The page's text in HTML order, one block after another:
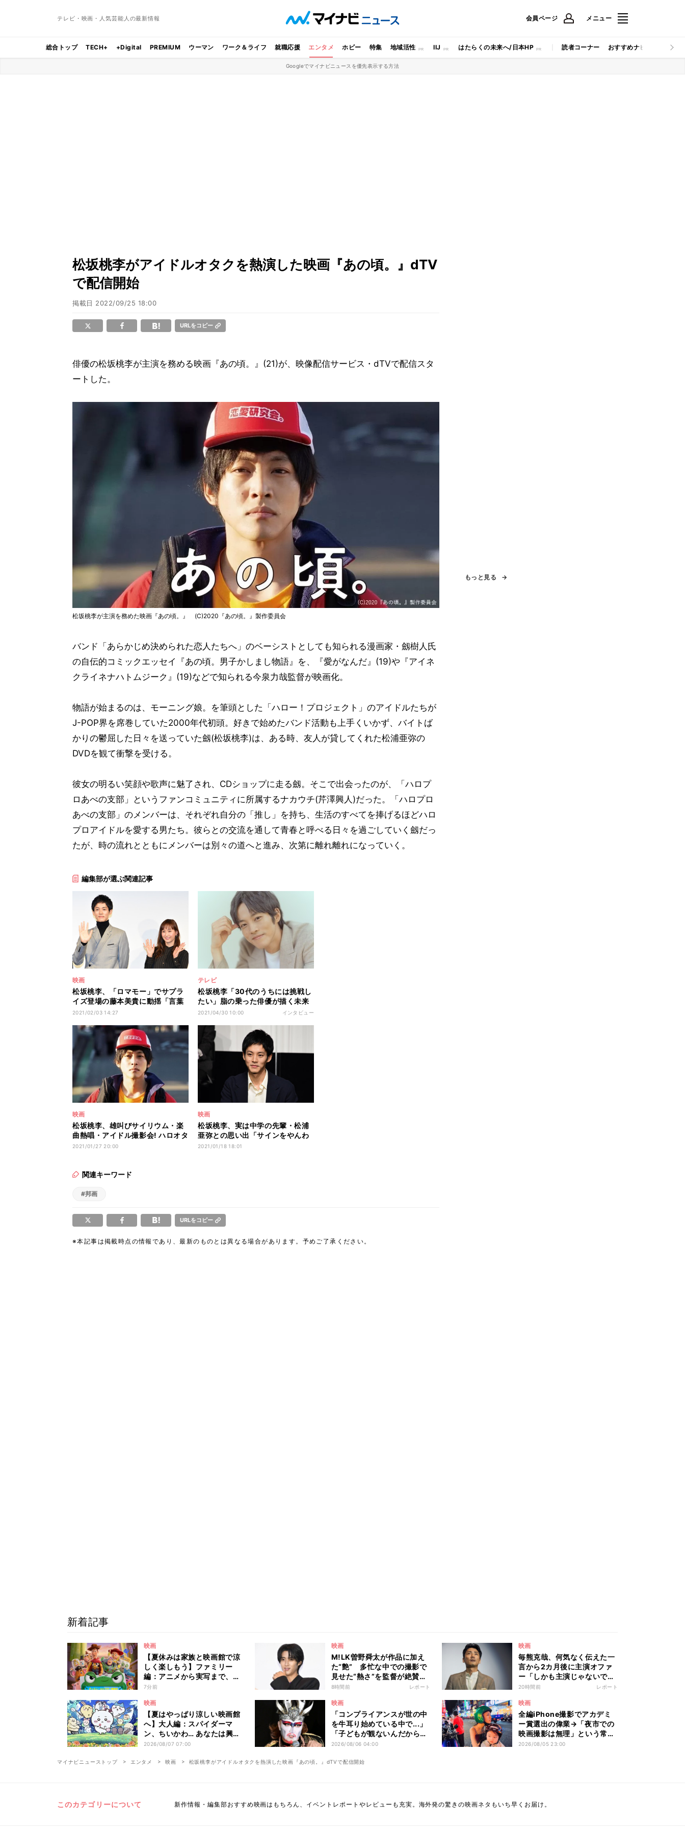
テレビ・映画・人気芸能人の最新情報 会員ページ メニュー
総合トップ TECH+ +Digital PREMIUM ウーマン ワーク＆ライフ 就職応援 エンタメ ホビー 特集 地域活性 IIJ はたらくの未来へ/日本HP 読者コーナー おすすめナビ マイナビ
Googleでマイナビニュースを優先表示する方法
松坂桃李がアイドルオタクを熱演した映画『あの頃。』dTV
で配信開始
掲載日 2022/09/25 18:00
URLをコピー
俳優の松坂桃李が主演を務める映画『あの頃。』(21)が、映像配信サービス・dTVで配信スタ
ートした。
松坂桃李が主演を務めた映画『あの頃。』 (C)2020『あの頃。』製作委員会
バンド「あらかじめ決められた恋人たちへ」のベーシストとしても知られる漫画家・劔樹人氏
の自伝的コミックエッセイ『あの頃。男子かしまし物語』を、『愛がなんだ』(19)や『アイネ
クライネナハトムジーク』(19)などで知られる今泉力哉監督が映画化。
物語が始まるのは、モーニング娘。を筆頭とした「ハロー！プロジェクト」のアイドルたちが
J-POP界を席巻していた2000年代初頭。好きで始めたバンド活動も上手くいかず、バイトば
かりの鬱屈した日々を送っていた劔(松坂桃李)は、ある時、友人が貸してくれた松浦亜弥の
DVDを観て衝撃を受ける。
彼女の明るい笑顔や歌声に魅了され、CDショップに走る劔。そこで出会ったのが、「ハロプ
ロあべの支部」というファンコミュニティに所属するナカウチ(芹澤興人)だった。「ハロプロ
あべの支部」のメンバーは、それぞれ自分の「推し」を持ち、生活のすべてを捧げるほどハロ
プロアイドルを愛する男たち。彼らとの交流を通して青春と呼べる日々を過ごしていく劔だっ
たが、時の流れとともにメンバーは別々の道へと進み、次第に離れ離れになっていく。
編集部が選ぶ関連記事
映画
松坂桃李、「ロマモー」でサプラ
イズ登場の藤本美貴に動揺「言葉
が飛んじゃった」
2021/02/03 14:27
テレビ
松坂桃李「30代のうちには挑戦し
たい」脂の乗った俳優が描く未来
図
2021/04/30 10:00 インタビュー
映画
松坂桃李、雄叫びサイリウム・楽
曲熱唱・アイドル撮影会! ハロオタ
役熱演
2021/01/27 20:00
映画
松坂桃李、実は中学の先輩・松浦
亜弥との思い出「サインをやんわ
り断られた」
2021/01/18 18:01
関連キーワード
#邦画
URLをコピー
※本記事は掲載時点の情報であり、最新のものとは異なる場合があります。予めご了承ください。
もっと見る
新着記事
映画
【夏休みは家族と映画館で涼
しく楽しもう】ファミリー
編：アニメから実写まで、大
人も子どもも楽しめる作品を
新映画5選
7分前
映画
M!LK曽野舜太が作品に加え
た“艶” 多忙な中での撮影で
見せた“熱さ”を監督が絶賛
「もう1回やらせてください!
8時間前 レポート
映画
毎熊克哉、何気なく伝えた一
言から2カ月後に主演オファ
ー「しかも主演じゃないです
か!?」
20時間前 レポート
映画
【夏はやっぱり涼しい映画館
へ】大人編：スパイダーマ
ン、ちいかわ… あなたは興奮
でアツくなりたい? 恐怖でヒ
目する最新映画5選
2026/08/07 07:00
映画
「コンプライアンスが世の中
を牛耳り始めている中で...」
「子どもが観ないんだからと
好き勝手やっちゃう」――デ
ィ・オア・ノット2』の"狂
2026/08/06 04:00
映画
全編iPhone撮影でアカデミ
ー賞選出の偉業→「夜市での
映画撮影は無理」という常識
をはねのけて映し出した"リ
2026/08/05 23:00
マイナビニューストップ エンタメ 映画 松坂桃李がアイドルオタクを熱演した映画『あの頃。』dTVで配信開始
このカテゴリーについて 新作情報・編集部おすすめ映画はもちろん、イベントレポートやレビューも充実。海外発の驚きの映画ネタもいち早くお届け。